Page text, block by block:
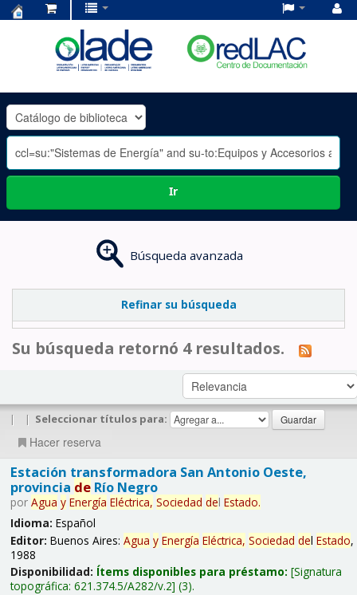
OLADE
-
Ir
Búsqueda avanzada
Refinar su búsqueda
Su búsqueda retornó 4 resultados.
| | Seleccionar títulos para:
Hacer reserva
Estación transformadora San Antonio Oeste,
provincia deRío Negro
por Agua y Energía Eléctrica, Sociedad del Estado.
Idioma: Español
Editor: Buenos Aires: Agua y Energía Eléctrica, Sociedad del Estado,
1988
Disponibilidad: Ítems disponibles para préstamo: Signatura
topográfica: 621.374.5/A282/v.2 (3).